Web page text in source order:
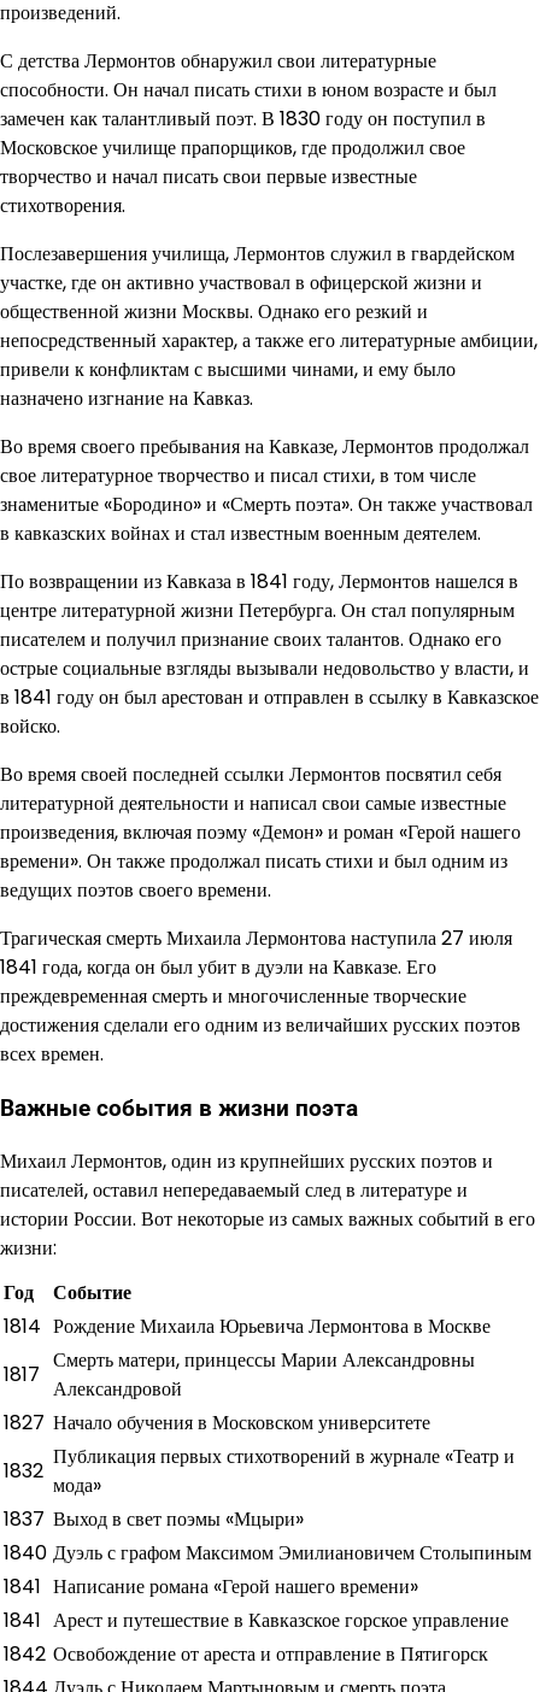
произведений.
С детства Лермонтов обнаружил свои литературные
способности. Он начал писать стихи в юном возрасте и был
замечен как талантливый поэт. В 1830 году он поступил в
Московское училище прапорщиков, где продолжил свое
творчество и начал писать свои первые известные
стихотворения.
Послезавершения училища, Лермонтов служил в гвардейском
участке, где он активно участвовал в офицерской жизни и
общественной жизни Москвы. Однако его резкий и
непосредственный характер, а также его литературные амбиции,
привели к конфликтам с высшими чинами, и ему было
назначено изгнание на Кавказ.
Во время своего пребывания на Кавказе, Лермонтов продолжал
свое литературное творчество и писал стихи, в том числе
знаменитые «Бородино» и «Смерть поэта». Он также участвовал
в кавказских войнах и стал известным военным деятелем.
По возвращении из Кавказа в 1841 году, Лермонтов нашелся в
центре литературной жизни Петербурга. Он стал популярным
писателем и получил признание своих талантов. Однако его
острые социальные взгляды вызывали недовольство у власти, и
в 1841 году он был арестован и отправлен в ссылку в Кавказское
войско.
Во время своей последней ссылки Лермонтов посвятил себя
литературной деятельности и написал свои самые известные
произведения, включая поэму «Демон» и роман «Герой нашего
времени». Он также продолжал писать стихи и был одним из
ведущих поэтов своего времени.
Трагическая смерть Михаила Лермонтова наступила 27 июля
1841 года, когда он был убит в дуэли на Кавказе. Его
преждевременная смерть и многочисленные творческие
достижения сделали его одним из величайших русских поэтов
всех времен.
Важные события в жизни поэта
Михаил Лермонтов, один из крупнейших русских поэтов и
писателей, оставил непередаваемый след в литературе и
истории России. Вот некоторые из самых важных событий в его
жизни:
Год
Событие
1814 Рождение Михаила Юрьевича Лермонтова в Москве
1817
Смерть матери, принцессы Марии Александровны
Александровой
1827 Начало обучения в Московском университете
1832
Публикация первых стихотворений в журнале «Театр и
мода»
1837 Выход в свет поэмы «Мцыри»
1840 Дуэль с графом Максимом Эмилиановичем Столыпиным
1841 Написание романа «Герой нашего времени»
1841 Арест и путешествие в Кавказское горское управление
1842 Освобождение от ареста и отправление в Пятигорск